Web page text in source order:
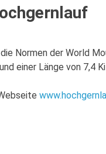
Normen der World
einer Länge von 7,4